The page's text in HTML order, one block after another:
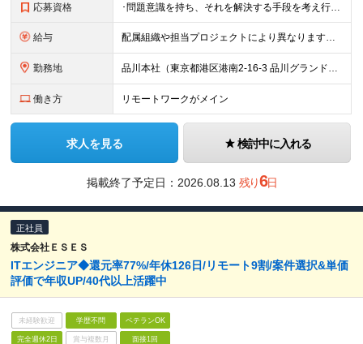
応募資格 ･問題意識を持ち、それを解決する手段を考え行動に移せる方 ･マイクロソフト製品に対する高い興味を有する方 ･技術力向上に対する熱い情熱を持つ方 ･コミュニケーション能力の高い方 ･お客様への責
給与 配属組織や担当プロジェクトにより異なります。 ▼参考情報 ----------------------- 年俸650万～（1/12を月々支給） ※経験、能力を考慮の上、当社規定により優遇いたします
勤務地 品川本社（東京都港区港南2-16-3 品川グランドセントラルタワー） ※配属組織や担当プロジェクトにより異なる可能性がございます。
働き方 リモートワークがメイン
求人を見る 検討中に入れる
掲載終了予定日： 2026.08.13 残り6日
正社員
株式会社ＥＳＥＳ
ITエンジニア◆還元率77%/年休126日/リモート9割/案件選択&単価
評価で年収UP/40代以上活躍中
未経験歓迎 学歴不問 ベテランOK
完全週休2日 賞与複数月 面接1回